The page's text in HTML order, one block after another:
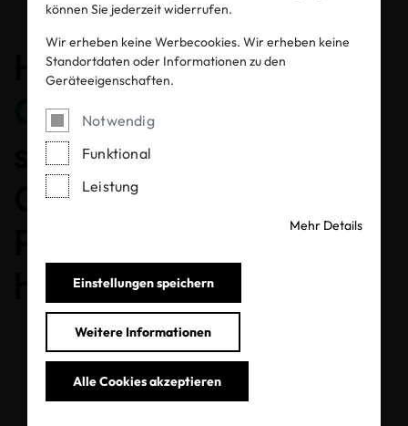
können Sie jederzeit widerrufen.
Wir erheben keine Werbecookies. Wir erheben keine
Standortdaten oder Informationen zu den
Geräteeigenschaften.
Notwendig
Funktional
Leistung
Mehr Details
Einstellungen speichern
Weitere Informationen
Alle Cookies akzeptieren
Herzlichen
Glückwunsch
sich für ein MADE IN
GREEN gelabeltes
Produkt entschieden
haben.